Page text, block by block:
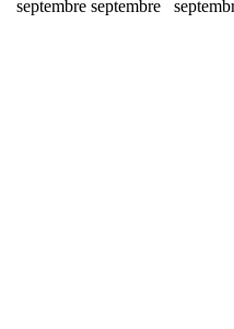
septembre septembre